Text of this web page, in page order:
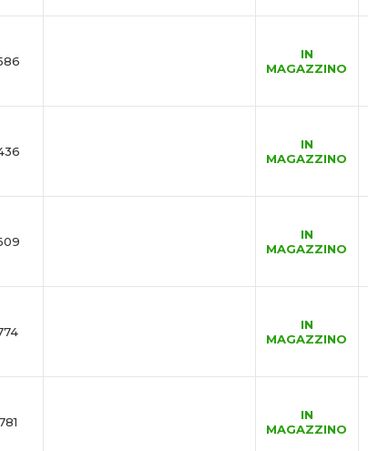
IN
MAGAZZINO
IN
MAGAZZINO
IN
MAGAZZINO
IN
MAGAZZINO
IN
MAGAZZINO